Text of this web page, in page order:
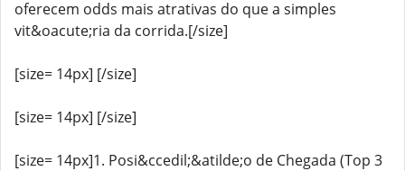
oferecem odds mais atrativas do que a simples
vit&oacute;ria da corrida.[/size]
[size= 14px] [/size]
[size= 14px] [/size]
[size= 14px]1. Posi&ccedil;&atilde;o de Chegada (Top 3